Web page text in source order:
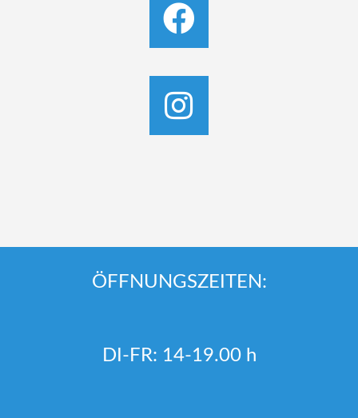
ÖFFNUNGSZEITEN:
DI-FR: 14-19.00 h